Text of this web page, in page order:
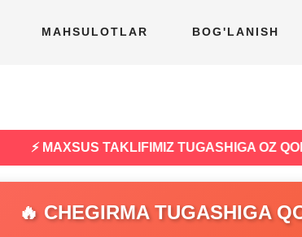
MAHSULOTLAR BOG'LANISH
⚡ MAXSUS TAKLIFIMIZ TUGASHIGA OZ
🔥 CHEGIRMA TUGASHIGA